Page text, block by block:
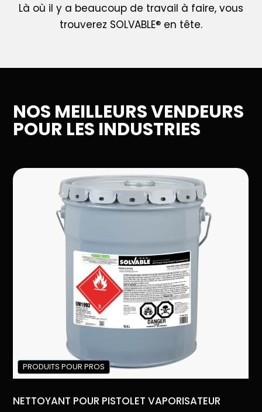
Là où il y a beaucoup de travail à faire, vous
trouverez SOLVABLE® en tête.
NOS MEILLEURS VENDEURS
POUR LES INDUSTRIES
PRODUITS POUR PROS
NETTOYANT POUR PISTOLET VAPORISATEUR